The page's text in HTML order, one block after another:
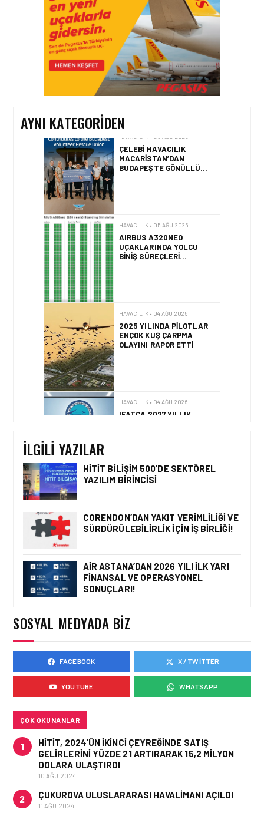
AYNI KATEGORIDEN
HAVACILIK • 05 AĞU 2026
YAKIT MALIYETLERINDEKI
YÜZDE 46’LIK ARTIŞA
KARŞI HANGI ÖNLEMLER
ALINIYOR?
HAVACILIK • 05 AĞU 2026
ÇELEBI HAVACILIK
MACARISTAN’DAN
BUDAPEŞTE GÖNÜLLÜ
HAVACILIK • 05 AĞU 2026
AIRBUS A320NEO
UÇAKLARINDA YOLCU
BINIŞ SÜREÇLERI
HAVACILIK • 04 AĞU 2026
2025 YILINDA PILOTLAR
ENÇOK KUŞ ÇARPMA
OLAYINI RAPOR ETTI
HAVACILIK • 04 AĞU 2026
IFATCA 2027 YILLIK
BIRINCISI
HAVACILIK • 05 AĞU 2026
YAKIT MALIYETLERINDEKI
ALINIYOR?
HAVACILIK • 05 AĞU 2026
ÇELEBI HAVACILIK
MACARISTAN’DAN
BUDAPEŞTE GÖNÜLLÜ
İLGILI YAZILAR
HITIT BILIŞIM 500’DE SEKTÖREL
YAZILIM BIRINCISI
CORENDON’DAN YAKIT VERIMLILIĞI VE
SÜRDÜRÜLEBILIRLIK IÇIN İŞ BIRLIĞI!
AIR ASTANA’DAN 2026 YILI İLK YARI
FINANSAL VE OPERASYONEL
SONUÇLARI!
SOSYAL MEDYADA BIZ
FACEBOOK X / TWITTER
YOUTUBE WHATSAPP
ÇOK OKUNANLAR
1
HITIT, 2024’ÜN IKINCI ÇEYREĞINDE SATIŞ
GELIRLERINI YÜZDE 21 ARTIRARAK 15,2 MILYON
DOLARA ULAŞTIRDI
10 AĞU 2024
2 ÇUKUROVA ULUSLARARASI HAVALIMANI AÇILDI
11 AĞU 2024